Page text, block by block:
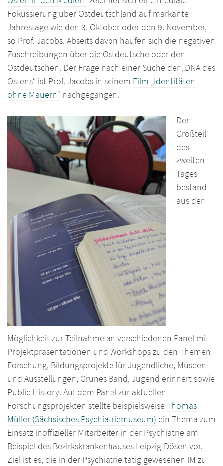
Fokussierung über Ostdeutschland auf markante
Jahrestage wie den 3. Oktober oder den 9. November,
so Prof. Jacobs. Abseits davon häufen sich die negativen
Zuschreibungen über die Ostdeutsche oder den
Ostdeutschen. Der Frage nach einer Suche der „DNA des
Ostens“ ist Prof. Jacobs in seinem Film „Identitäten
ohne Mauern“ nachgegangen.
Der
Großteil
des
zweiten
Tages
bestand
aus der
Möglichkeit zur Teilnahme an verschiedenen Panel mit
Projektpräsentationen und Workshops zu den Themen
Forschung, Bildungsprojekte für Jugendliche, Museen
und Ausstellungen, Grünes Band, Jugend erinnert sowie
Public History. Auf dem Panel zur aktuellen
Forschungsprojekten stellte beispielsweise Thomas
Müller (Sächsisches Psychiatriemuseum) ein Thema zum
Einsatz inoffizieller Mitarbeiter in der Psychiatrie am
Beispiel des Bezirkskrankenhauses Leipzig-Dösen vor.
Ziel ist es, die in der Psychiatrie tätig gewesenen IM zu